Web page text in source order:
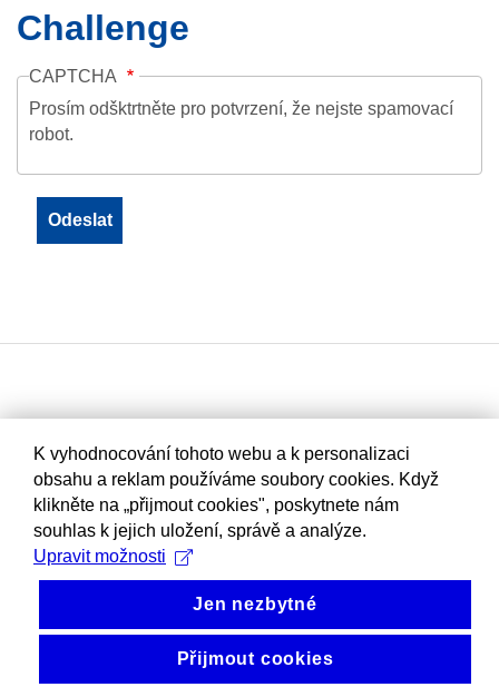
Challenge
CAPTCHA
Prosím odšktrtněte pro potvrzení, že nejste spamovací
robot.
K vyhodnocování tohoto webu a k personalizaci
obsahu a reklam používáme soubory cookies. Když
klikněte na „přijmout cookies", poskytnete nám
souhlas k jejich uložení, správě a analýze.
Upravit možnosti
Jen nezbytné
Přijmout cookies